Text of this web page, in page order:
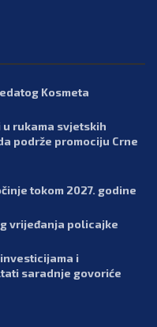
Kosmeta
u rukama svjetskih
podrže promociju Crne
tokom 2027. godine
vrijeđanja policajke
i
saradnje govoriće